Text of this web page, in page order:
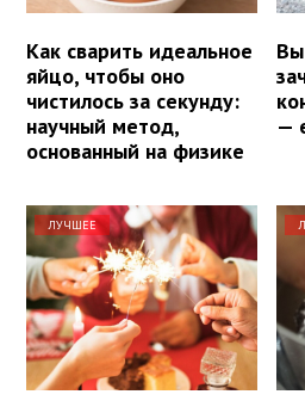
Как сварить идеальное
яйцо, чтобы оно
чистилось за секунду:
научный метод,
основанный на физике
Вы
—
ЛУЧШЕЕ